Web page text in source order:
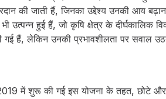
प्रदान की जाती हैं, जिनका उद्देश्य उनकी आय
उत्पन्न हुई हैं, जो कृषि क्षेत्र के दीर्घकालिक
हैं, लेकिन उनकी प्रभावशीलता पर सवाल
में शुरू की गई इस योजना के तहत, छोटे और